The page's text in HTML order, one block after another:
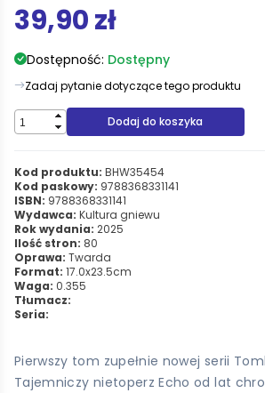
39,90 zł
Dostępność: Dostępny
Zadaj pytanie dotyczące tego produktu
Dodaj do koszyka
Kod produktu: BHW35454
Kod paskowy: 9788368331141
ISBN: 9788368331141
Wydawca: Kultura gniewu
Rok wydania: 2025
Ilość stron: 80
Oprawa: Twarda
Format: 17.0x23.5cm
Waga: 0.355
Tłumacz:
Seria:
Pierwszy tom zupełnie nowej serii
Tajemniczy nietoperz Echo od lat